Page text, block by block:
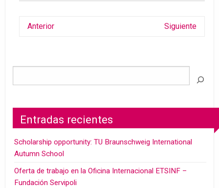
Anterior Siguiente
Entradas recientes
Scholarship opportunity: TU Braunschweig International
Autumn School
Oferta de trabajo en la Oficina Internacional ETSINF –
Fundación Servipoli